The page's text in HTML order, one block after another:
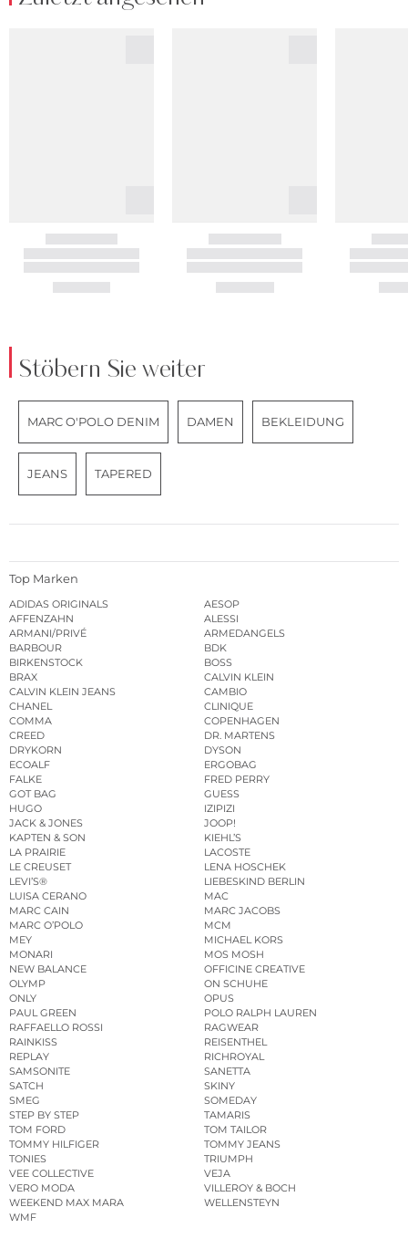
Stöbern Sie weiter
MARC O'POLO DENIM DAMEN BEKLEIDUNG
JEANS TAPERED
Top Marken
ADIDAS ORIGINALS
AESOP
AFFENZAHN
ALESSI
ARMANI/PRIVÉ
ARMEDANGELS
BARBOUR
BDK
BIRKENSTOCK
BOSS
BRAX
CALVIN KLEIN
CALVIN KLEIN JEANS
CAMBIO
CHANEL
CLINIQUE
COMMA
COPENHAGEN
CREED
DR. MARTENS
DRYKORN
DYSON
ECOALF
ERGOBAG
FALKE
FRED PERRY
GOT BAG
GUESS
HUGO
IZIPIZI
JACK & JONES
JOOP!
KAPTEN & SON
KIEHL’S
LA PRAIRIE
LACOSTE
LE CREUSET
LENA HOSCHEK
LEVI’S®
LIEBESKIND BERLIN
LUISA CERANO
MAC
MARC CAIN
MARC JACOBS
MARC O’POLO
MCM
MEY
MICHAEL KORS
MONARI
MOS MOSH
NEW BALANCE
OFFICINE CREATIVE
OLYMP
ON SCHUHE
ONLY
OPUS
PAUL GREEN
POLO RALPH LAUREN
RAFFAELLO ROSSI
RAGWEAR
RAINKISS
REISENTHEL
REPLAY
RICHROYAL
SAMSONITE
SANETTA
SATCH
SKINY
SMEG
SOMEDAY
STEP BY STEP
TAMARIS
TOM FORD
TOM TAILOR
TOMMY HILFIGER
TOMMY JEANS
TONIES
TRIUMPH
VEE COLLECTIVE
VEJA
VERO MODA
VILLEROY & BOCH
WEEKEND MAX MARA
WELLENSTEYN
WMF